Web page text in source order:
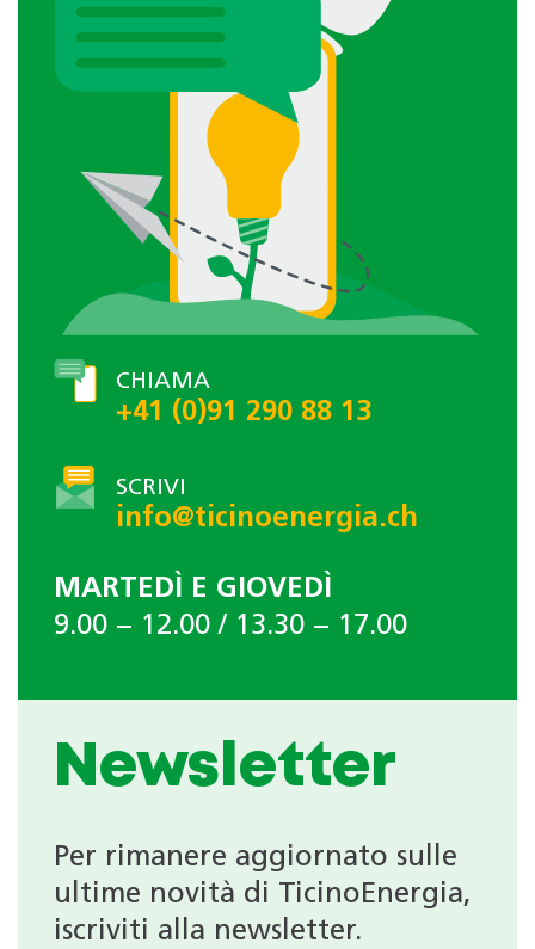
CHIAMA
+41 (0)91 290 88 13
SCRIVI
info@ticinoenergia.ch
MARTEDÌ E GIOVEDÌ
9.00 − 12.00 / 13.30 − 17.00
Newsletter
Per rimanere aggiornato sulle
ultime novità di TicinoEnergia,
iscriviti alla newsletter.